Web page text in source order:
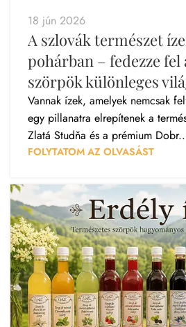
18 jún 2026
A szlovák természet
pohárban – fedezze fel
szörpök különleges
Vannak ízek, amelyek nemcsak
egy pillanatra elrepítenek a
Zlatá Studňa és a prémium
FOLYTATOM AZ OLVASÁST